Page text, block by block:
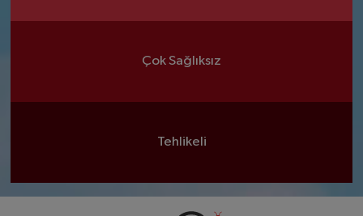
Çok Sağlıksız
Tehlikeli